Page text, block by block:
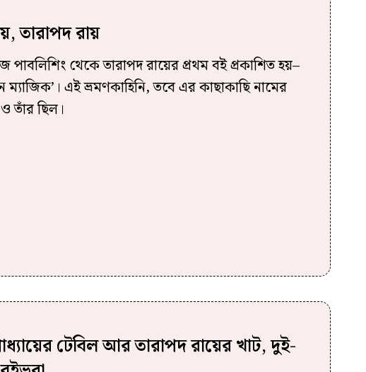
তারাপদ রায়
পাবলিশিং থেকে তারাপদ রায়ের প্রথম বই প্রকাশিত হয়–
ম্যাজিক’। এই ভ্রমণকাহিনি, তবে এর কাছাকাছি নামের
তাঁর ছিল।
টেবিল আর তারাপদ রায়ের খাট, দুই-